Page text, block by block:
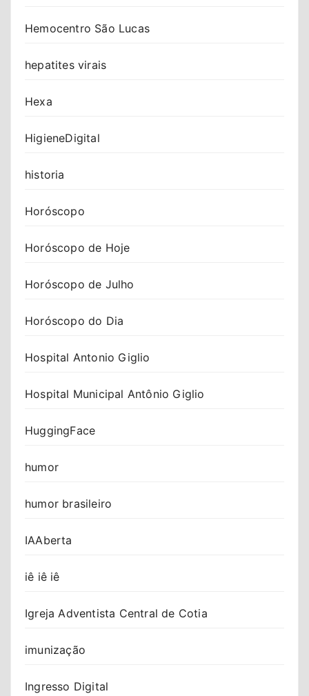
Hemocentro São Lucas
hepatites virais
Hexa
HigieneDigital
historia
Horóscopo
Horóscopo de Hoje
Horóscopo de Julho
Horóscopo do Dia
Hospital Antonio Giglio
Hospital Municipal Antônio Giglio
HuggingFace
humor
humor brasileiro
IAAberta
iê iê iê
Igreja Adventista Central de Cotia
imunização
Ingresso Digital